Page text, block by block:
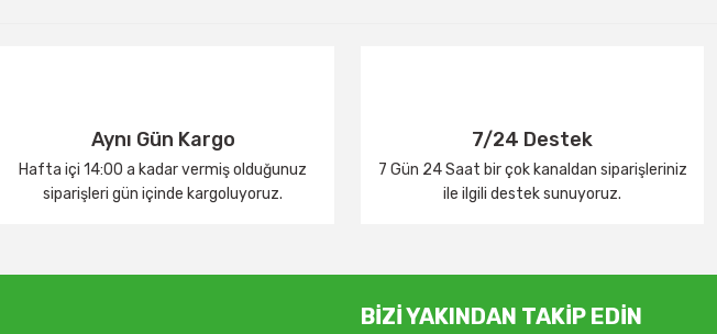
Aynı Gün Kargo
Hafta içi 14:00 a kadar vermiş olduğunuz
siparişleri gün içinde kargoluyoruz.
7/24 Destek
7 Gün 24 Saat bir çok kanaldan siparişleriniz
ile ilgili destek sunuyoruz.
BİZİ YAKINDAN TAKİP EDİN